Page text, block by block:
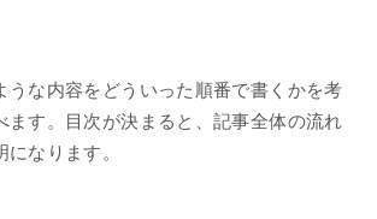
うな内容をどういった順番で書くかを考
ます。目次が決まると、記事全体の流れ
なります。